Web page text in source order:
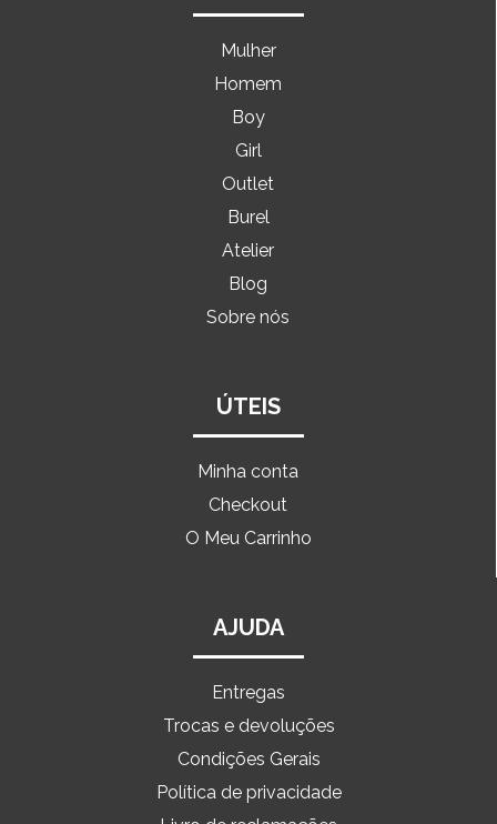
Mulher
Homem
Boy
Girl
Outlet
Burel
Atelier
Blog
Sobre nós
ÚTEIS
Minha conta
Checkout
O Meu Carrinho
AJUDA
Entregas
Trocas e devoluções
Condições Gerais
Política de privacidade